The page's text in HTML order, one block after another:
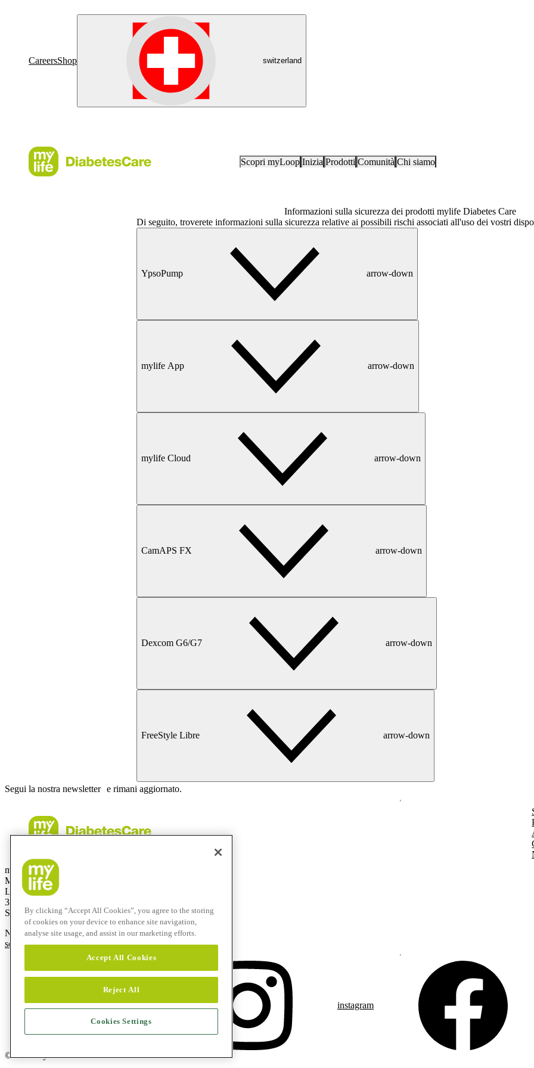
CareersShop switzerland
Scopri myLoop Inizia Prodotti Comunità Chi siamo
Informazioni sulla sicurezza dei prodotti mylife Diabetes Care
Di seguito, troverete informazioni sulla sicurezza relative ai possibili rischi associati all'uso dei vostri
YpsoPump arrow-down
mylife App arrow-down
mylife Cloud arrow-down
CamAPS FX arrow-down
Dexcom G6/G7 arrow-down
FreeStyle Libre arrow-down
Segui la nostra newsletter e rimani aggiornato.
mylife Diabetes Care AG
Mercato svizzero
Lyssachstrasse 40
3400 Burgdorf
Svizzera
Numero verde:0800 44 11 44
service@mylife-diabetescare.ch
instagram
© 2026 mylife Diabetes Care AG
By clicking “Accept All Cookies”, you agree to the storing
of cookies on your device to enhance site navigation,
analyse site usage, and assist in our marketing efforts.
Accept All Cookies
Reject All
Cookies Settings